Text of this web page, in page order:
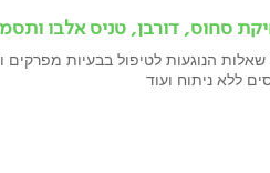
סחוס, דורבן, טניס אלבו
שאלות הנוגעות לטיפול בבעיות
ללא ניתוח ועוד